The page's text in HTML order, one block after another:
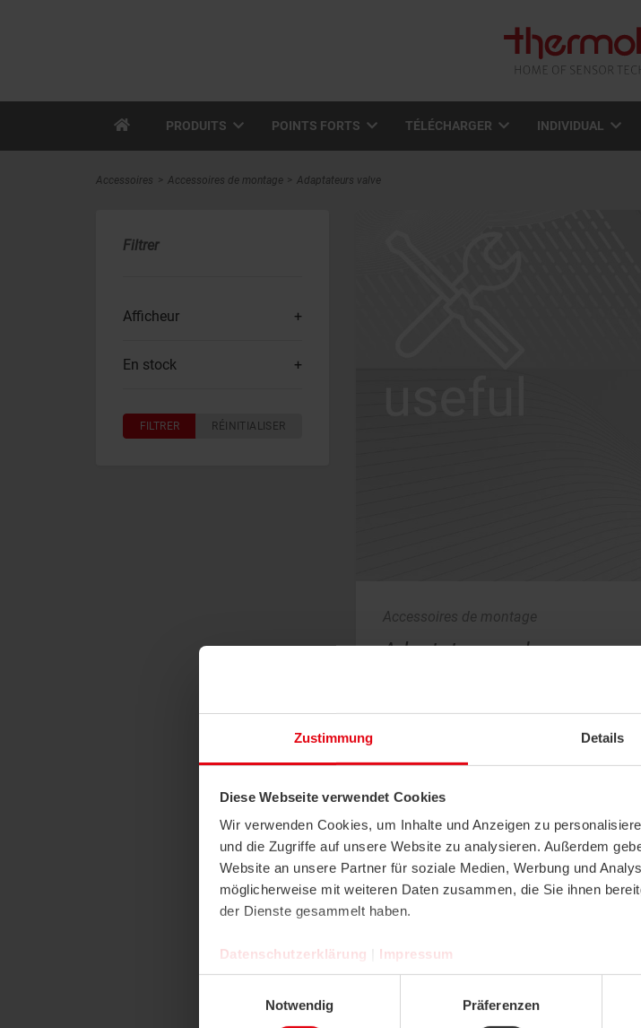
Zustimmung Details
Diese Webseite verwendet Cookies
Wir verwenden Cookies, um Inhalte und Anzeigen zu
und die Zugriffe auf unsere Website zu analysieren. Außerdem
Website an unsere Partner für soziale Medien, Werbung und
möglicherweise mit weiteren Daten zusammen, die Sie ihnen
der Dienste gesammelt haben.
Datenschutzerklärung
Impressum
Notwendig
Präferenzen
PRODUITS POINTS FORTS TÉLÉCHARGER INDIVIDUAL
Accessoires Accessoires de montage Adaptateurs valve
Filtrer
Afficheur
En stock
FILTRER RÉINITIALISER
Accessoires de montage
Adaptateurs valve
Différents adaptateurs de vanne sont
fabricants. Autres modèles sur demande.
Fiches Techniques
Produits